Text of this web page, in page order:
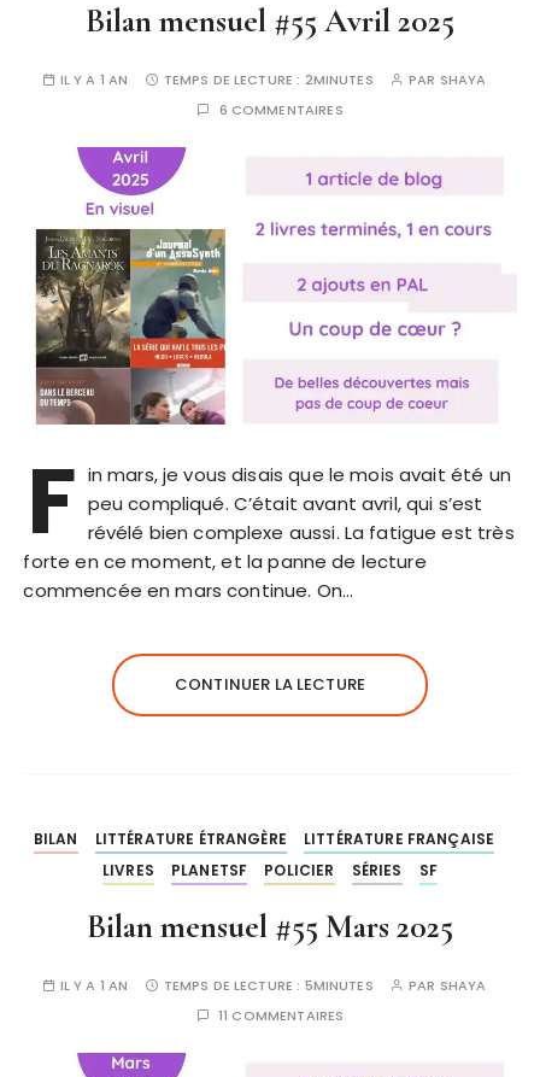
Bilan mensuel #55 Avril 2025
IL Y A 1 AN TEMPS DE LECTURE : 2MINUTES PAR SHAYA
6 COMMENTAIRES
F in mars, je vous disais que le mois avait été un
peu compliqué. C’était avant avril, qui s’est
révélé bien complexe aussi. La fatigue est très
forte en ce moment, et la panne de lecture
commencée en mars continue. On…
CONTINUER LA LECTURE
BILAN LITTÉRATURE ÉTRANGÈRE
LITTÉRATURE FRANÇAISE
LIVRES
PLANETSF POLICIER SÉRIES SF
Bilan mensuel #55 Mars 2025
IL Y A 1 AN TEMPS DE LECTURE : 5MINUTES PAR SHAYA
11 COMMENTAIRES